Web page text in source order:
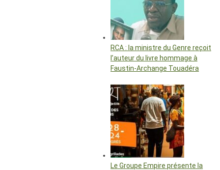
RCA : la ministre du Genre reçoit
l’auteur du livre hommage à
Faustin-Archange Touadéra
Le Groupe Empire présente la